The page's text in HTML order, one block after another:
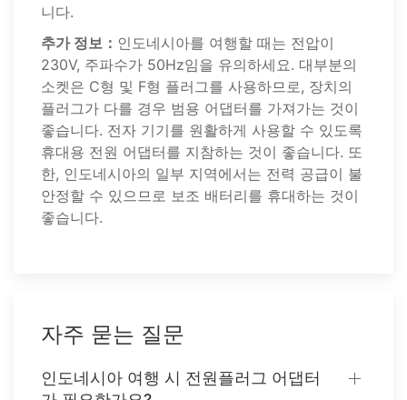
니다.
추가 정보： 인도네시아를 여행할 때는 전압이
230V, 주파수가 50Hz임을 유의하세요. 대부분의
소켓은 C형 및 F형 플러그를 사용하므로, 장치의
플러그가 다를 경우 범용 어댑터를 가져가는 것이
좋습니다. 전자 기기를 원활하게 사용할 수 있도록
휴대용 전원 어댑터를 지참하는 것이 좋습니다. 또
한, 인도네시아의 일부 지역에서는 전력 공급이 불
안정할 수 있으므로 보조 배터리를 휴대하는 것이
좋습니다.
자주 묻는 질문
인도네시아 여행 시 전원플러그 어댑터